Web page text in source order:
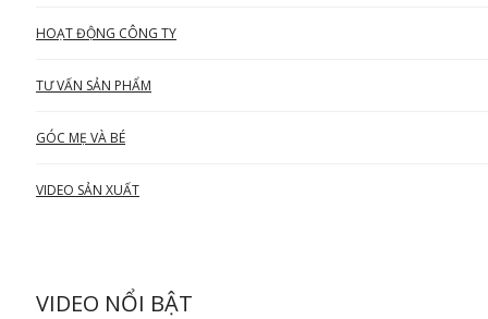
HOẠT ĐỘNG CÔNG TY
TƯ VẤN SẢN PHẨM
GÓC MẸ VÀ BÉ
VIDEO SẢN XUẤT
VIDEO NỔI BẬT